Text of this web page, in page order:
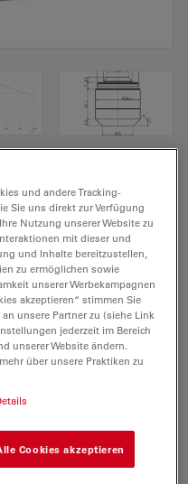
5x/0,15 BD hat eine
numerische Apertur
mit einem M32
Arbeitsabstand
und andere Tracking-
Sie uns direkt zur Verfügung
Nutzung unserer Website zu
mit dieser und
und Inhalte bereitzustellen,
zu ermöglichen sowie
unserer Werbekampagnen
akzeptieren“ stimmen Sie
unsere Partner zu (siehe Link
jederzeit im Bereich
unserer Website ändern.
über unsere Praktiken zu
Cookies akzeptieren